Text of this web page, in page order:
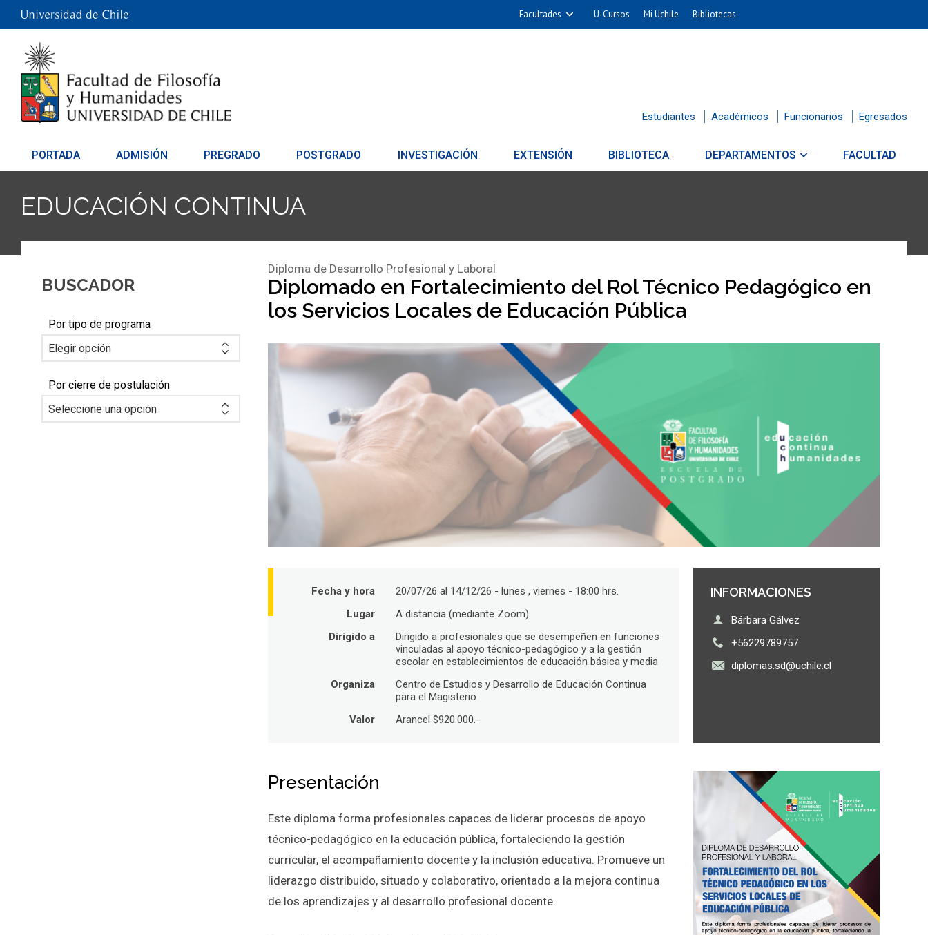
Facultades U-Cursos Mi Uchile Bibliotecas
Estudiantes Académicos Funcionarios Egresados
PORTADA ADMISIÓN PREGRADO POSTGRADO INVESTIGACIÓN EXTENSIÓN BIBLIOTECA DEPARTAMENTOS FACULTAD
EDUCACIÓN CONTINUA
BUSCADOR
Por tipo de programa
Por cierre de postulación
Diploma de Desarrollo Profesional y Laboral
Diplomado en Fortalecimiento del Rol Técnico Pedagógico en
los Servicios Locales de Educación Pública
INFORMACIONES
Bárbara Gálvez
+56229789757
diplomas.sd@uchile.cl
Fecha y hora
20/07/26 al 14/12/26 - lunes , viernes - 18:00 hrs.
Lugar
A distancia (mediante Zoom)
Dirigido a
Dirigido a profesionales que se desempeñen en funciones
vinculadas al apoyo técnico-pedagógico y a la gestión
escolar en establecimientos de educación básica y media
Organiza
Centro de Estudios y Desarrollo de Educación Continua
para el Magisterio
Valor
Arancel $920.000.-
Presentación
Este diploma forma profesionales capaces de liderar procesos de apoyo
técnico-pedagógico en la educación pública, fortaleciendo la gestión
curricular, el acompañamiento docente y la inclusión educativa. Promueve un
liderazgo distribuido, situado y colaborativo, orientado a la mejora continua
de los aprendizajes y al desarrollo profesional docente.